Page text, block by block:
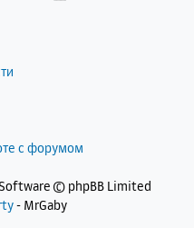
с форумом
© phpBB Limited
- MrGaby